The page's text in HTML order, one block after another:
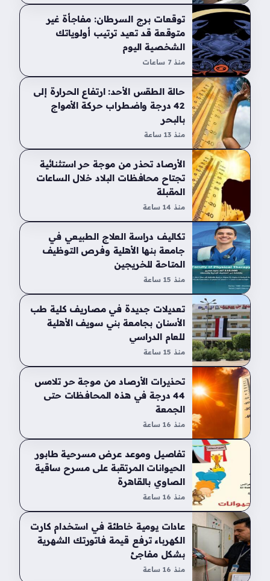
توقعات برج السرطان: مفاجأة غير
متوقعة قد تعيد ترتيب أولوياتك
الشخصية اليوم
منذ 7 ساعات
حالة الطقس الأحد: ارتفاع الحرارة إلى
42 درجة واضطراب حركة الأمواج
بالبحر
منذ 13 ساعة
الأرصاد تحذر من موجة حر استثنائية
تجتاح محافظات البلاد خلال الساعات
المقبلة
منذ 14 ساعة
تكاليف دراسة العلاج الطبيعي في
جامعة بنها الأهلية وفرص التوظيف
المتاحة للخريجين
منذ 15 ساعة
تعديلات جديدة في مصاريف كلية طب
الأسنان بجامعة بني سويف الأهلية
للعام الدراسي
منذ 15 ساعة
تحذيرات الأرصاد من موجة حر تلامس
44 درجة في هذه المحافظات حتى
الجمعة
منذ 16 ساعة
تفاصيل وموعد عرض مسرحية طابور
الحيوانات المرتقبة على مسرح ساقية
الصاوي بالقاهرة
منذ 16 ساعة
عادات يومية خاطئة في استخدام كارت
الكهرباء ترفع قيمة فاتورتك الشهرية
بشكل مفاجئ
منذ 16 ساعة